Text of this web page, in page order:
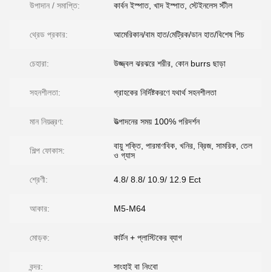
উপাদান / সমাপ্তি: কার্বন ইস্পাত, খাদ ইস্পাত, স্টেইনলেস স্টীল
থ্রেড প্রকার: আমেরিকান/বাম হাত/মেট্রিক/ডান হাত/বিশেষ পিচ
চেহারা: উজ্জ্বল ঝরঝরে শরীর, কোন burrs ছাড়া
সহনশীলতা: গ্রাহকের নির্দিষ্টকরণে যথার্থ সহনশীলতা
মান নিয়ন্ত্রণ: উত্পাদনের সময় 100% পরিদর্শন
শিল্প ফোকাস:
বায়ু শক্তি, পারমাণবিক, খনির, ব্রিজ, সামরিক, তেল
ও গ্যাস
শ্রেণী: 4.8/ 8.8/ 10.9/ 12.9 Ect
আকার: M5-M64
মোড়ক: কার্টন + প্লাস্টিকের ব্যাগ
বন্দর: সাংহাই বা নিংবো